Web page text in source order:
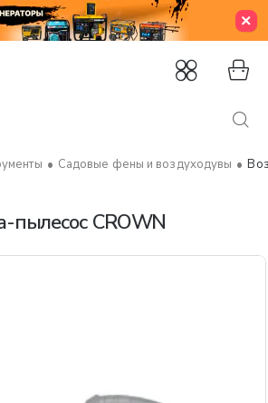
пылесос CROWN
Садовые фены и воздуходувы